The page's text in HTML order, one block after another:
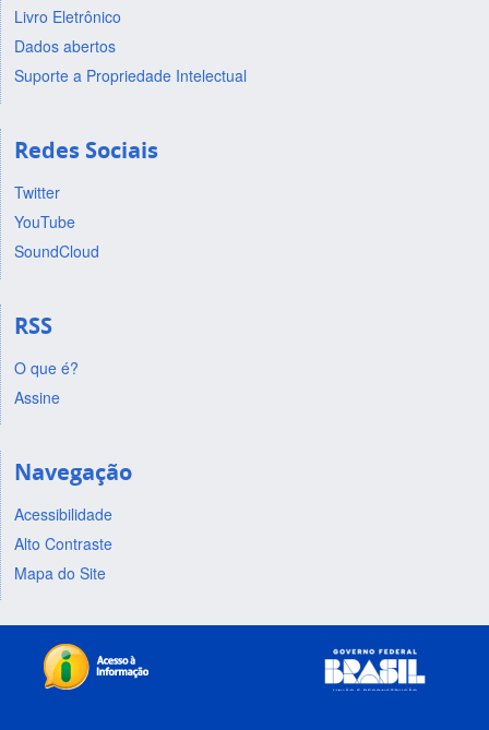
Livro Eletrônico
Dados abertos
Suporte a Propriedade Intelectual
Redes Sociais
Twitter
YouTube
SoundCloud
RSS
O que é?
Assine
Navegação
Acessibilidade
Alto Contraste
Mapa do Site